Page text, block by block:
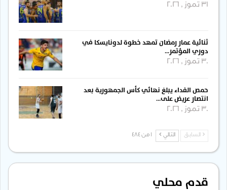
31 تموز , 2026
ثنائية عمار رمضان تمهد خطوة لدونايسكا في
دوري المؤتمر…
30 تموز , 2026
حمص الفداء يبلغ نهائي كأس الجمهورية بعد
انتصار عريض على…
30 تموز , 2026
السابق التالي
قدم محلي